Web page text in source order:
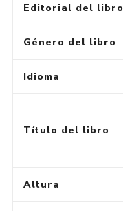
Editorial del libro
Género del libro
Idioma
Título del libro
Altura